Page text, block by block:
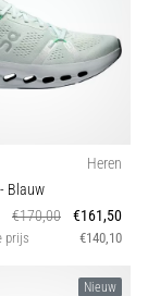
Heren
- Blauw
€170,00
€161,50
prijs €140,10
Nieuw